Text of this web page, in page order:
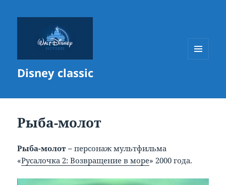
Disney classic
Рыба-молот
Рыба-молот –персонаж мультфильма
«Русалочка 2: Возвращение в море» 2000 года.